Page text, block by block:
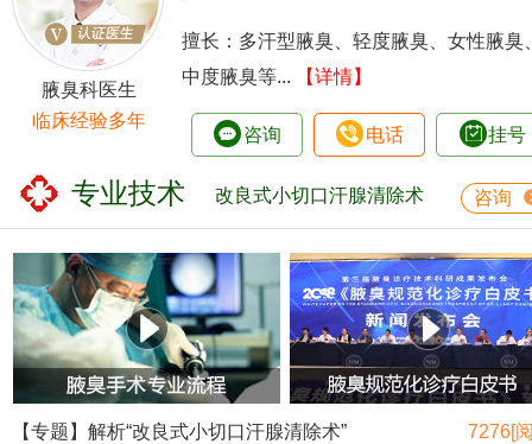
腋臭科医生
临床经验多年
擅长：多汗型腋臭、轻度腋臭、女性腋臭
中度腋臭等...
【详情】
咨询 电话 挂号
专业技术 改良式小切口汗腺清除术 咨询
【专题】解析“改良式小切口汗腺清除术” 7276[